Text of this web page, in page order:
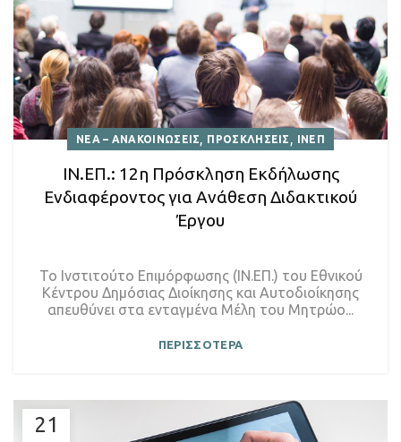
ΝΕΑ – ΑΝΑΚΟΙΝΩΣΕΙΣ, ΠΡΟΣΚΛΗΣΕΙΣ , ΙΝΕΠ
ΙΝ.ΕΠ.: 12η Πρόσκληση Εκδήλωσης
Ενδιαφέροντος για Ανάθεση Διδακτικού
Έργου
Το Ινστιτούτο Επιμόρφωσης (ΙΝ.ΕΠ.) του Εθνικού
Κέντρου Δημόσιας Διοίκησης και Αυτοδιοίκησης
απευθύνει στα ενταγμένα Μέλη του Μητρώο...
ΠΕΡΙΣΣΟΤΕΡΑ
21